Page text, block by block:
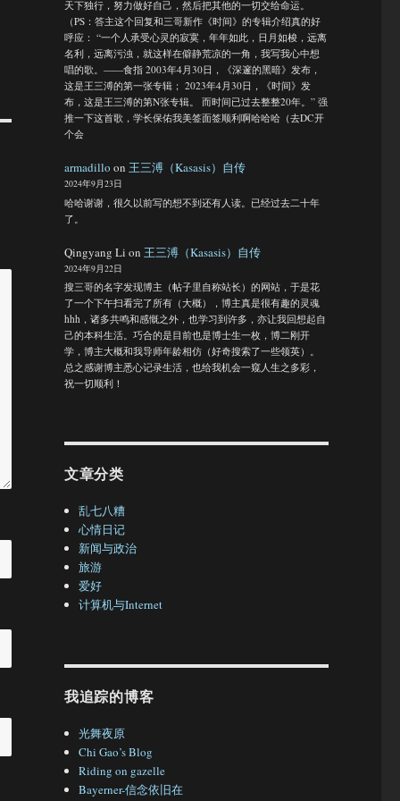
天下独行，努力做好自己，然后把其他的一切交给命运。
（PS：答主这个回复和三哥新作《时间》的专辑介绍真的好
呼应： “一个人承受心灵的寂寞，年年如此，日月如梭，远离
名利，远离污浊，就这样在僻静荒凉的一角，我写我心中想
唱的歌。——食指 2003年4月30日，《深邃的黑暗》发布，
这是王三溥的第一张专辑； 2023年4月30日，《时间》发
布，这是王三溥的第N张专辑。 而时间已过去整整20年。” 强
推一下这首歌，学长保佑我美签面签顺利啊哈哈哈（去DC开
个会
armadillo on 王三溥（Kasasis）自传
2024年9月23日
哈哈谢谢，很久以前写的想不到还有人读。已经过去二十年
了。
Qingyang Li on 王三溥（Kasasis）自传
2024年9月22日
搜三哥的名字发现博主（帖子里自称站长）的网站，于是花
了一个下午扫看完了所有（大概），博主真是很有趣的灵魂
hhh，诸多共鸣和感慨之外，也学习到许多，亦让我回想起自
己的本科生活。巧合的是目前也是博士生一枚，博二刚开
学，博主大概和我导师年龄相仿（好奇搜索了一些领英）。
总之感谢博主悉心记录生活，也给我机会一窥人生之多彩，
祝一切顺利！
文章分类
乱七八糟
心情日记
新闻与政治
旅游
爱好
计算机与Internet
我追踪的博客
光舞夜原
Chi Gao’s Blog
Riding on gazelle
Bayerner-信念依旧在